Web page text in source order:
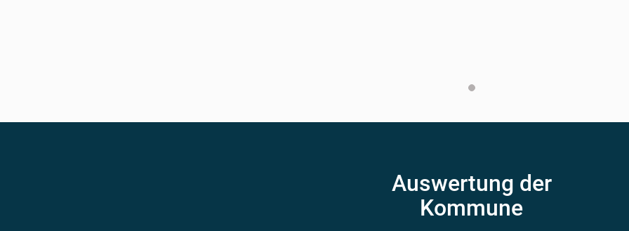
Auswertung der
Kommune